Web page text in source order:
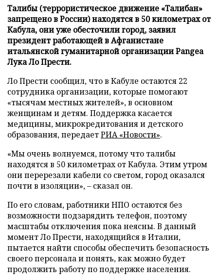
Талибы (террористическое движение «Талибан»
запрещено в России) находятся в 50 километрах от
Кабула, они уже обесточили город, заявил
президент работающей в Афганистане
итальянской гуманитарной организации Pangea
Лука Ло Прести.
Ло Прести сообщил, что в Кабуле остаются 22
сотрудника организации, которые помогают
«тысячам местных жителей», в основном
женщинам и детям. Поддержка касается
медицины, микрокредитования и детского
образования, передаетРИА «Новости».
«Мы очень волнуемся, потому что талибы
находятся в 50 километрах от Кабула. Этим утром
они перерезали кабели со светом, город оказался
почти в изоляции», – сказал он.
По его словам, работники НПО остаются без
возможности подзарядить телефон, поэтому
масштабы отключения пока неясны. В данный
момент Ло Прести, находящийся в Италии,
пытается найти способы обеспечить безопасность
своего персонала и понять, как можно будет
продолжить работу по поддержке населения.